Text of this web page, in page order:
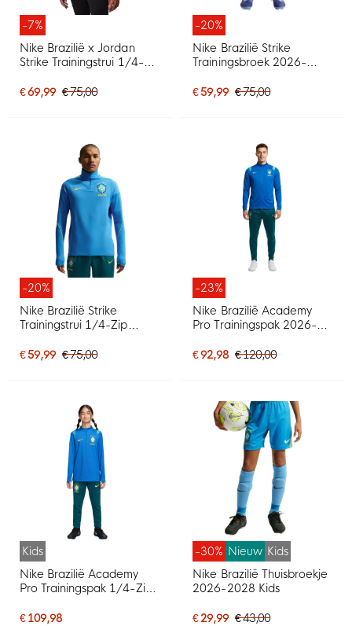
-7%
Nike Brazilië x Jordan
Strike Trainingstrui 1/4-
Geel Rood
€ 69,99 € 75,00
-20%
Nike Brazilië Strike
Trainingsbroek 2026-
Mintgroen
€ 59,99 € 75,00
-20%
Nike Brazilië Strike
Trainingstrui 1/4-Zip
Mintgroen
€ 59,99 € 75,00
-23%
Nike Brazilië Academy
Pro Trainingspak 2026-
Geel
€ 92,98 € 120,00
Kids
Nike Brazilië Academy
Pro Trainingspak 1/4-Zip
Groen Geel
€ 109,98
-30% Nieuw Kids
Nike Brazilië Thuisbroekje
2026-2028 Kids
€ 29,99 € 43,00